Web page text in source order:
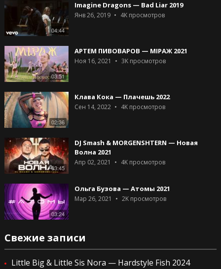
04:44
Imagine Dragons — Bad Liar 2019
Янв 26, 2019 4Kпросмотров
03:51
АРТЕМ ПИВОВАРОВ — МІРАЖ 2021
Ноя 16, 2021 3Kпросмотров
02:36
Клава Кока — Плачешь 2022
Сен 14, 2022 4Kпросмотров
03:45
DJ Smash & MORGENSHTERN — Новая
Волна 2021
Апр 02, 2021 4Kпросмотров
03:24
Ольга Бузова — Атомы 2021
Мар 26, 2021 2Kпросмотров
Свежие записи
Little Big & Little Sis Nora — Hardstyle Fish 2024